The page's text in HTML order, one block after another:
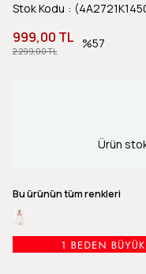
Stok Kodu
2.299,00 TL
999,00 TL 57
Ürün
Bu ürünün tüm renkleri